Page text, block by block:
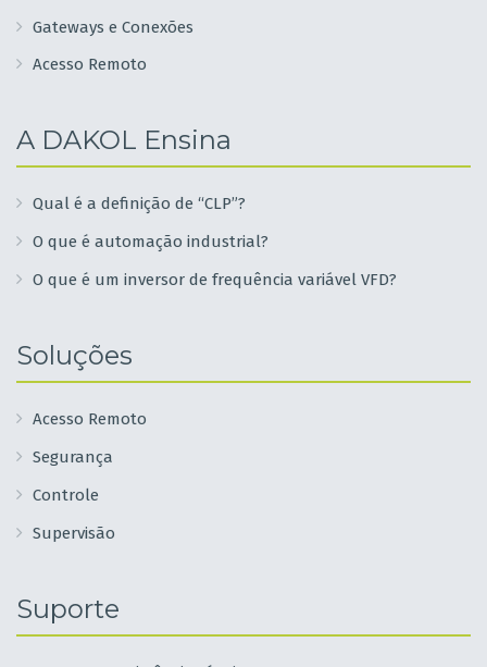
Gateways e Conexões
Acesso Remoto
A DAKOL Ensina
Qual é a definição de “CLP”?
O que é automação industrial?
O que é um inversor de frequência variável VFD?
Soluções
Acesso Remoto
Segurança
Controle
Supervisão
Suporte